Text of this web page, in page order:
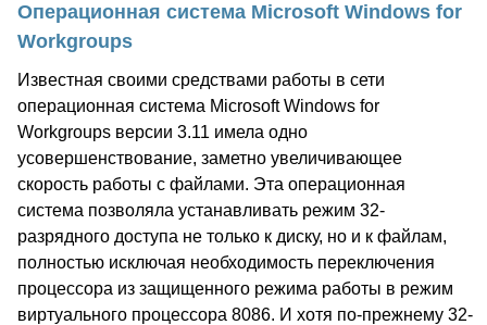
Операционная система Microsoft Windows for
Workgroups
Известная своими средствами работы в сети
операционная система Microsoft Windows for
Workgroups версии 3.11 имела одно
усовершенствование, заметно увеличивающее
скорость работы с файлами. Эта операционная
система позволяла устанавливать режим 32-
разрядного доступа не только к диску, но и к файлам,
полностью исключая необходимость переключения
процессора из защищенного режима работы в режим
виртуального процессора 8086. И хотя по-прежнему 32-